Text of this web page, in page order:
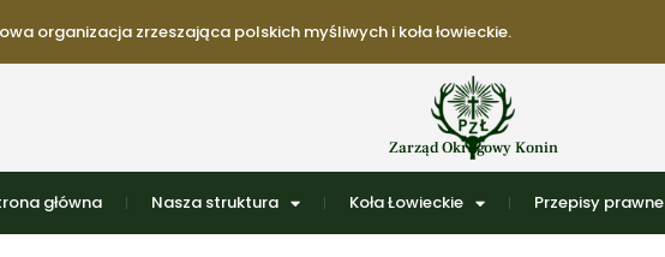
organizacja zrzeszająca polskich myśliwych i koła łowieckie.
Zarząd Okręgowy Konin
główna Nasza struktura Koła Łowieckie Przepisy prawne